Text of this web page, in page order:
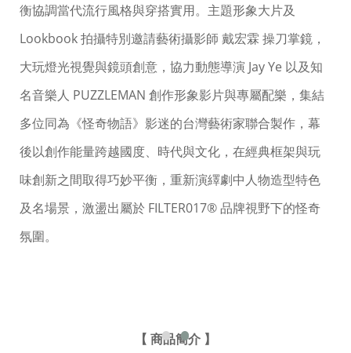
衡協調當代流行風格與穿搭實用。主題形象大片及
Lookbook 拍攝特別邀請藝術攝影師 戴宏霖 操刀掌鏡，
大玩燈光視覺與鏡頭創意，協力動態導演 Jay Ye 以及知
名音樂人 PUZZLEMAN 創作形象影片與專屬配樂，集結
多位同為《怪奇物語》影迷的台灣藝術家聯合製作，幕
後以創作能量跨越國度、時代與文化，在經典框架與玩
味創新之間取得巧妙平衡，重新演繹劇中人物造型特色
及名場景，激盪出屬於 FILTER017® 品牌視野下的怪奇
氛圍。
【 商品簡介 】